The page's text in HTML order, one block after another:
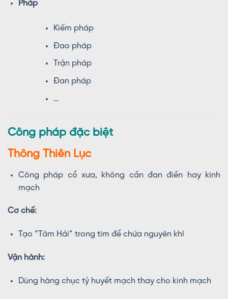
Pháp
Kiếm pháp
Đao pháp
Trận pháp
Đan pháp
…
Công pháp đặc biệt
Thông Thiên Lục
Công pháp cổ xưa, không cần đan điền hay kinh
mạch
Cơ chế:
Tạo “Tâm Hải” trong tim để chứa nguyên khí
Vận hành:
Dùng hàng chục tỷ huyết mạch thay cho kinh mạch